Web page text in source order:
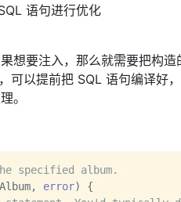
语句进行优化
想要注入，那么就需要把构
可以提前把 SQL 语句编译好
。
specified album.
error) {